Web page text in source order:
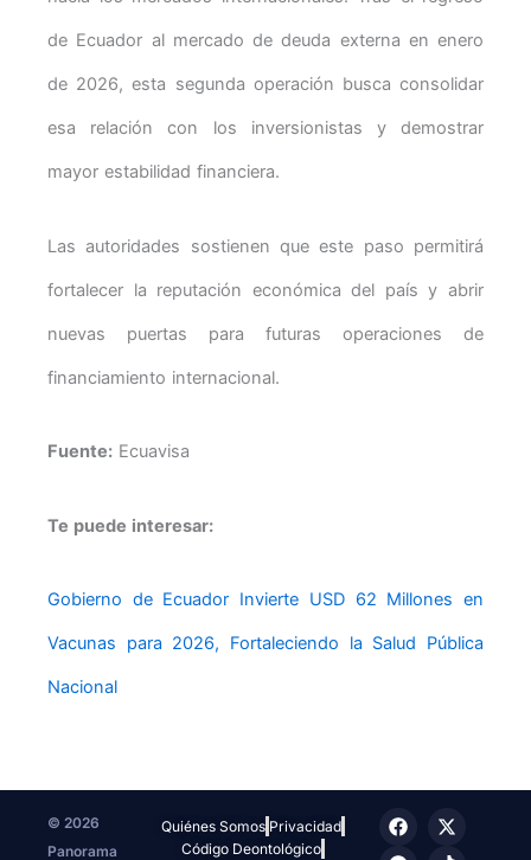
de Ecuador al mercado de deuda externa en enero
de 2026, esta segunda operación busca consolidar
esa relación con los inversionistas y demostrar
mayor estabilidad financiera.
Las autoridades sostienen que este paso permitirá
fortalecer la reputación económica del país y abrir
nuevas puertas para futuras operaciones de
financiamiento internacional.
Fuente: Ecuavisa
Te puede interesar:
Gobierno de Ecuador Invierte USD 62 Millones en
Vacunas para 2026, Fortaleciendo la Salud Pública
Nacional
© 2026
Panorama
Quiénes Somos Privacidad
Código Deontológico
F
a
c
X
-
t
T
e
l
T
i
k